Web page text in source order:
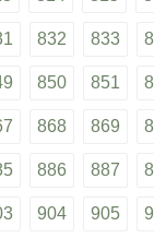
832 833
850 851
868 869
886 887
904 905